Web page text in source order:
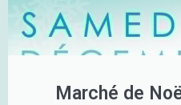
Marché de